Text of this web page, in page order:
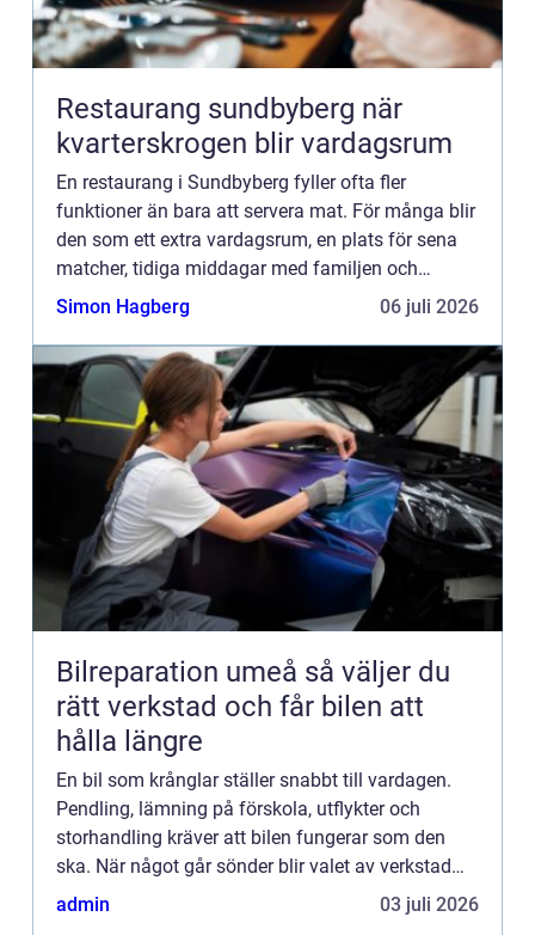
Restaurang sundbyberg när
kvarterskrogen blir vardagsrum
En restaurang i Sundbyberg fyller ofta fler
funktioner än bara att servera mat. För många blir
den som ett extra vardagsrum, en plats för sena
matcher, tidiga middagar med familjen och
spontana möten med kollegor. Sundbyberg har på
Simon Hagberg 06 juli 2026
Bilreparation umeå så väljer du
rätt verkstad och får bilen att
hålla längre
En bil som krånglar ställer snabbt till vardagen.
Pendling, lämning på förskola, utflykter och
storhandling kräver att bilen fungerar som den
ska. När något går sönder blir valet av verkstad
avgörande både för plånboken och säkerheten. I
admin 03 juli 2026